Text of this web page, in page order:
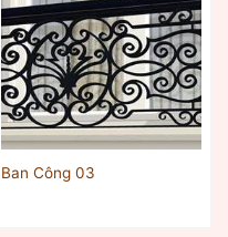
Ban Công 03